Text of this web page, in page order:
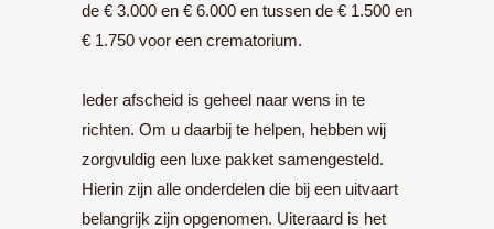
de € 3.000 en € 6.000 en tussen de € 1.500 en
€ 1.750 voor een crematorium.
Ieder afscheid is geheel naar wens in te
richten. Om u daarbij te helpen, hebben wij
zorgvuldig een luxe pakket samengesteld.
Hierin zijn alle onderdelen die bij een uitvaart
belangrijk zijn opgenomen. Uiteraard is het